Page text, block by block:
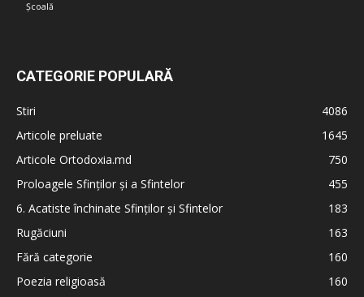
Școală
CATEGORIE POPULARĂ
Stiri
4086
Articole preluate
1645
Articole Ortodoxia.md
750
Proloagele Sfinților și a Sfintelor
455
6. Acatiste închinate Sfinților și Sfintelor
183
Rugăciuni
163
Fără categorie
160
Poezia religioasă
160